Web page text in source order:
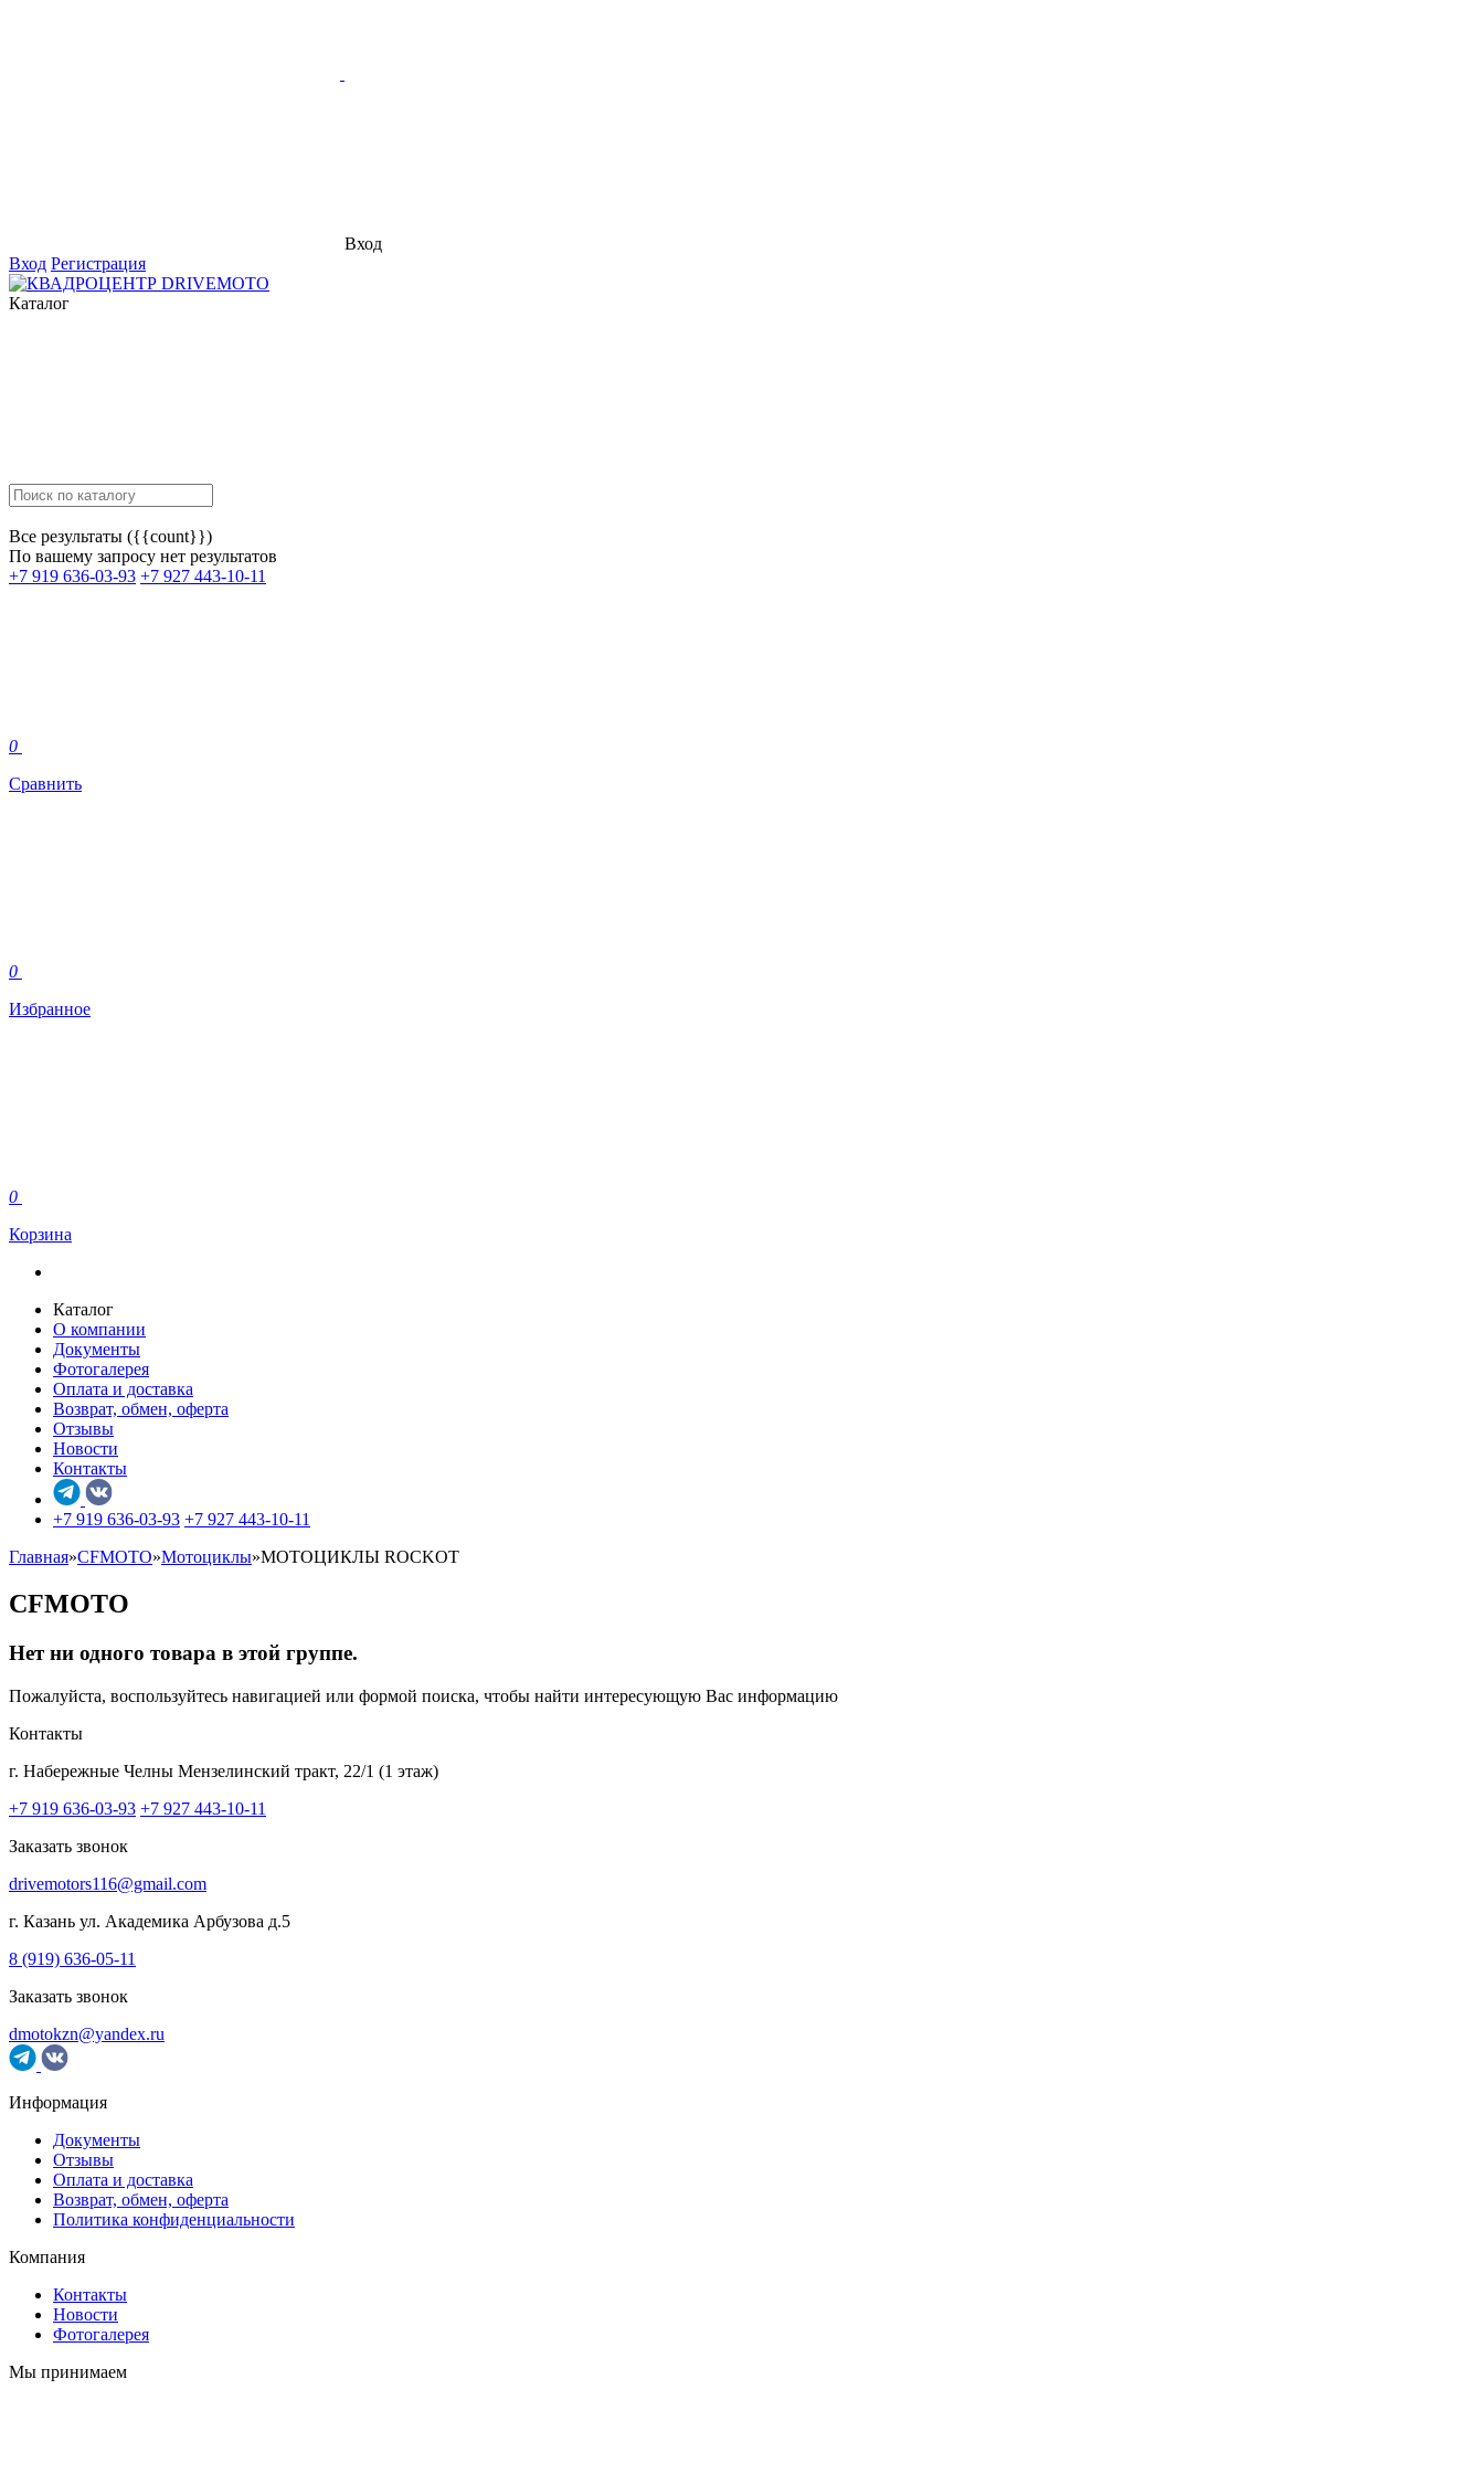
Вход
Вход Регистрация
Каталог
Все результаты ({{count}})
По вашему запросу нет результатов
+7 919 636-03-93 +7 927 443-10-11
0
Сравнить
0
Избранное
0
Корзина
Каталог
О компании
Документы
Фотогалерея
Оплата и доставка
Возврат, обмен, оферта
Отзывы
Новости
Контакты
+7 919 636-03-93 +7 927 443-10-11
Главная»CFMOTO»Мотоциклы»МОТОЦИКЛЫ ROCKOT
CFMOTO
Нет ни одного товара в этой группе.
Пожалуйста, воспользуйтесь навигацией или формой поиска, чтобы найти интересующую Вас информацию
Контакты
г. Набережные Челны Мензелинский тракт, 22/1 (1 этаж)
+7 919 636-03-93 +7 927 443-10-11
Заказать звонок
drivemotors116@gmail.com
г. Казань ул. Академика Арбузова д.5
8 (919) 636-05-11
Заказать звонок
dmotokzn@yandex.ru
Информация
Документы
Отзывы
Оплата и доставка
Возврат, обмен, оферта
Политика конфиденциальности
Компания
Контакты
Новости
Фотогалерея
Мы принимаем